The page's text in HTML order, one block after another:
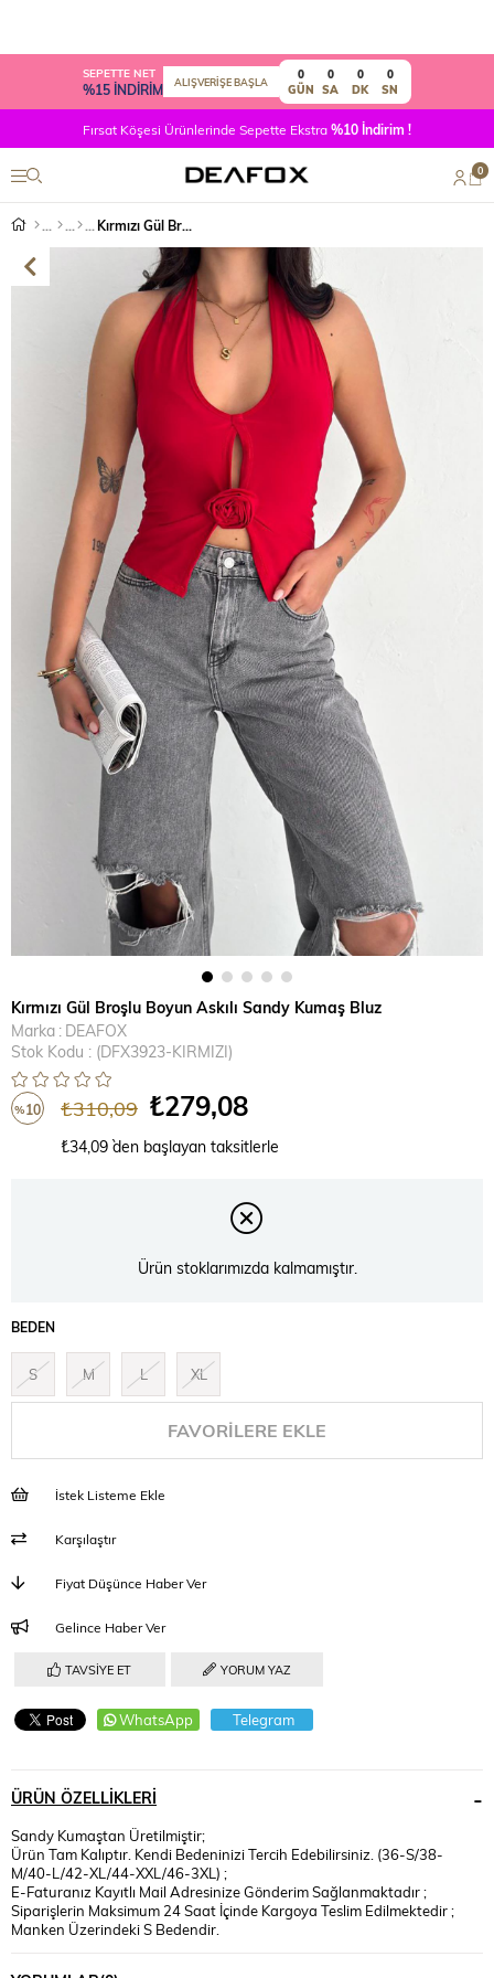
SEPETTE NET
%15 İNDİRİM ALIŞVERİŞE BAŞLA
0
GÜN
0
SA
0
DK
0
SN
Fırsat Köşesi Ürünlerinde Sepette Ekstra%10 İndirim !
0
Kırmızı Gül Broşlu Boyun Askılı Sandy Kumaş Bluz
Kırmızı Gül Broşlu Boyun Askılı Sandy Kumaş Bluz
Marka : DEAFOX
Stok Kodu
(DFX3923-KIRMIZI)
%10 ₺310,09 ₺279,08
₺34,09 `den başlayan taksitlerle
Ürün stoklarımızda kalmamıştır.
BEDEN
S M L XL
FAVORILERE EKLE
İstek Listeme Ekle
Karşılaştır
Fiyat Düşünce Haber Ver
Gelince Haber Ver
TAVSIYE ET YORUM YAZ
WhatsApp Telegram
ÜRÜN ÖZELLIKLERI
Sandy Kumaştan Üretilmiştir;
Ürün Tam Kalıptır. Kendi Bedeninizi Tercih Edebilirsiniz. (36-S/38-
M/40-L/42-XL/44-XXL/46-3XL) ;
E-Faturanız Kayıtlı Mail Adresinize Gönderim Sağlanmaktadır ;
Siparişlerin Maksimum 24 Saat İçinde Kargoya Teslim Edilmektedir ;
Manken Üzerindeki S Bedendir.